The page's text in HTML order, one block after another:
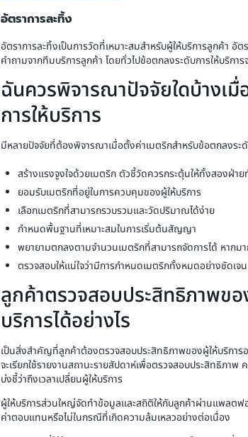
อัตราการละทิ้ง
อัตราการละทิ้งเป็นการวัดที่เหมาะสมสำหรับผู้ให้บริการลูกค้า
คำถามจากทีมบริการลูกค้า โดยทั่วไปข้อตกลงระดับการให้บริกา
ฉันควรพิจารณาปัจจัยใดบ้างเ
การให้บริการ
มีหลายปัจจัยที่ต้องพิจารณาเมื่อตั้งค่าเมตริกสำหรับข้อตกลงร
สร้างแรงจูงใจด้วยเมตริก ตัวชี้วัดควรกระตุ้นให้ทั้งสองฝ่า
ยอมรับเมตริกที่อยู่ในการควบคุมของผู้ให้บริการ
เลือกเมตริกที่สามารถรวบรวมและวัดปริมาณได้ง่าย
กำหนดพื้นฐานที่เหมาะสมในการเริ่มต้นสัญญา
พยายามตกลงตามจำนวนเมตริกที่สามารถจัดการได้ หากมา
ตรวจสอบให้แน่ใจว่ามีการกำหนดเมตริกทั้งหมดอย่างชัดเจน
ลูกค้าตรวจสอบประสิทธิภาพข
บริการได้อย่างไร
เป็นสิ่งสำคัญที่ลูกค้าต้องตรวจสอบประสิทธิภาพของผู้ให้บริการ
จะเรียกใช้รายงานสถานะรายสัปดาห์เพื่อตรวจสอบประสิทธิภา
บ่งชี้ว่าถึงเวลาเปลี่ยนผู้ให้บริการ
ผู้ให้บริการส่วนใหญ่จัดทำข้อมูลและสถิติให้กับลูกค้าผ่านแพลต
ค่าตอบแทนหรือไม่ในกรณีที่เกิดความล้มเหลวอย่างต่อเนื่อง